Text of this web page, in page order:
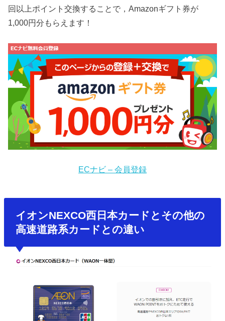
回以上ポイント交換することで，Amazonギフト券が
1,000円分もらえます！
ECナビ – 会員登録
イオンNEXCO西日本カードとその他の
高速道路系カードとの違い